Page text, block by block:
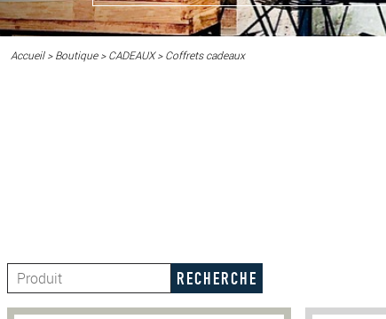
Accueil>Boutique>CADEAUX>Coffrets cadeaux
Rechercher: